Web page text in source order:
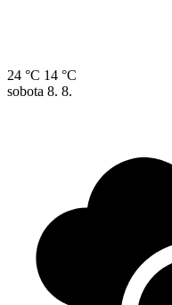
24 °C 14 °C
sobota 8. 8.